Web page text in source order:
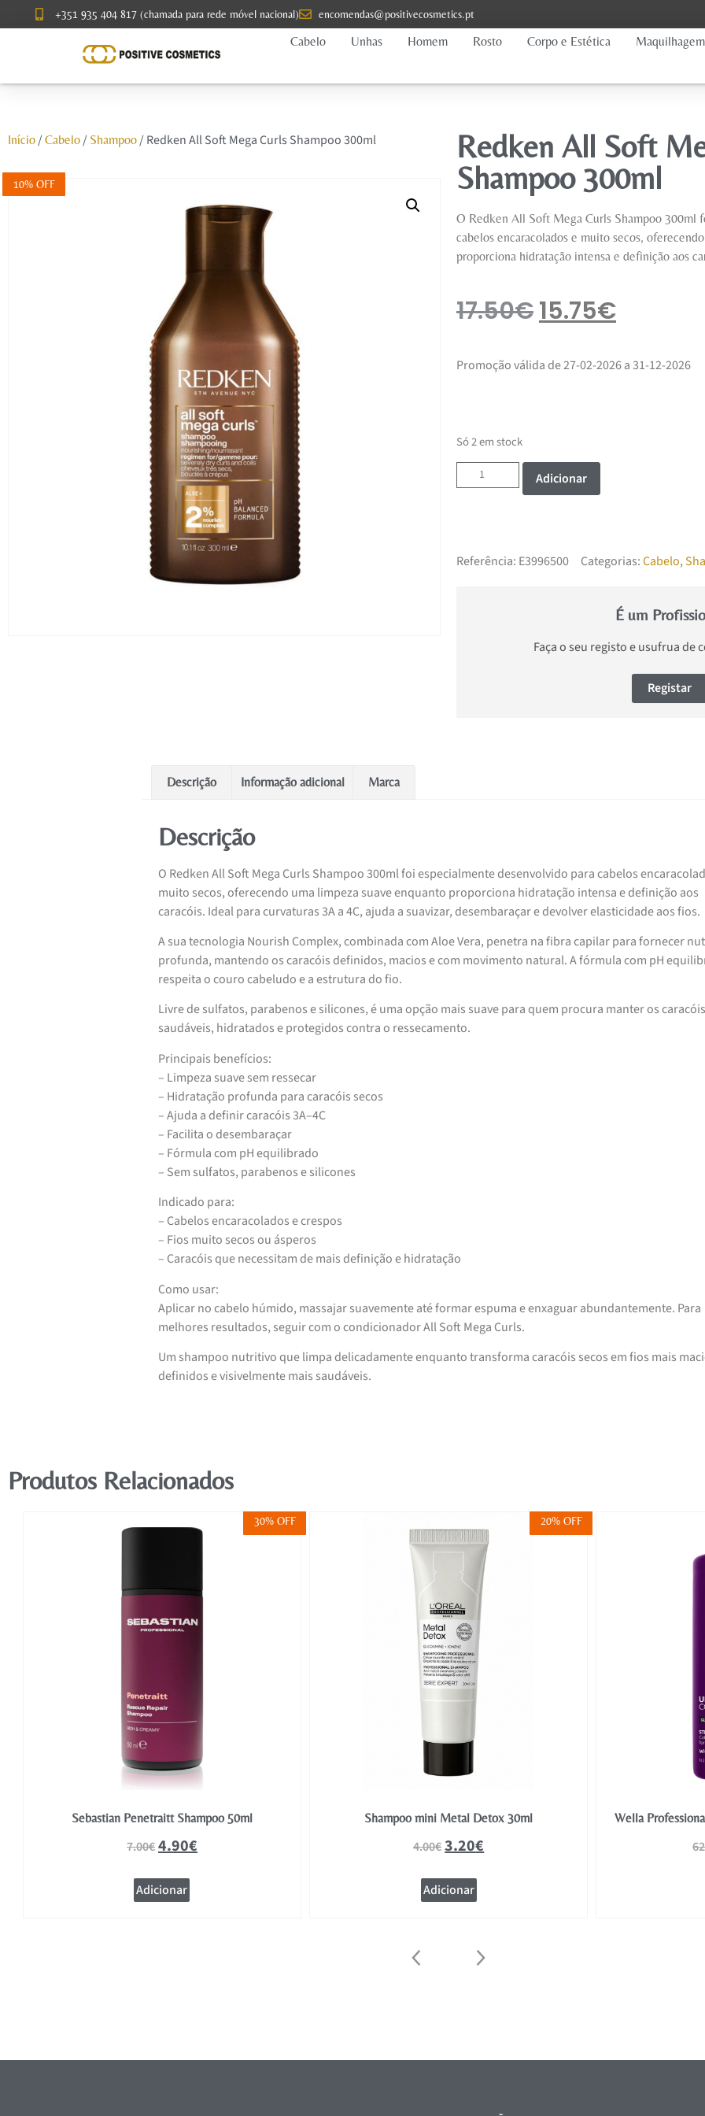
+351 935 404 817 (chamada para rede móvel nacional) encomendas@positivecosmetics.pt
Cabelo Unhas Homem Rosto Corpo e Estética Maquilhagem
Início/ Cabelo/ Shampoo/ Redken All Soft Mega Curls Shampoo 300ml
10% OFF
Redken All Soft
Shampoo 300ml
O Redken All Soft Mega Curls Shampoo 300ml
cabelos encaracolados e muito secos,
proporciona hidratação intensa e definição aos
17.50€15.75€
Promoção válida de 27-02-2026 a 31-12-2026
Só 2 em stock
Adicionar
Referência: E3996500 Categorias:Cabelo,
É um
Faça o seu registo e usufrua de
Registar
Descrição Informação adicional Marca
Descrição
O Redken All Soft Mega Curls Shampoo 300ml foi especialmente desenvolvido para cabelos
muito secos, oferecendo uma limpeza suave enquanto proporciona hidratação intensa e definição aos
caracóis. Ideal para curvaturas 3A a 4C, ajuda a suavizar, desembaraçar e devolver elasticidade aos fios.
A sua tecnologia Nourish Complex, combinada com Aloe Vera, penetra na fibra capilar para fornecer
profunda, mantendo os caracóis definidos, macios e com movimento natural. A fórmula com pH
respeita o couro cabeludo e a estrutura do fio.
Livre de sulfatos, parabenos e silicones, é uma opção mais suave para quem procura manter os caracóis
saudáveis, hidratados e protegidos contra o ressecamento.
Principais benefícios:
– Limpeza suave sem ressecar
– Hidratação profunda para caracóis secos
– Ajuda a definir caracóis 3A–4C
– Facilita o desembaraçar
– Fórmula com pH equilibrado
– Sem sulfatos, parabenos e silicones
Indicado para:
– Cabelos encaracolados e crespos
– Fios muito secos ou ásperos
– Caracóis que necessitam de mais definição e hidratação
Como usar:
Aplicar no cabelo húmido, massajar suavemente até formar espuma e enxaguar abundantemente. Para
melhores resultados, seguir com o condicionador All Soft Mega Curls.
Um shampoo nutritivo que limpa delicadamente enquanto transforma caracóis secos em fios mais
definidos e visivelmente mais saudáveis.
Produtos Relacionados
30% OFF
Sebastian Penetraitt Shampoo 50ml
7.00€4.90€
Adicionar
20% OFF
Shampoo mini Metal Detox 30ml
4.00€3.20€
Adicionar
Wella